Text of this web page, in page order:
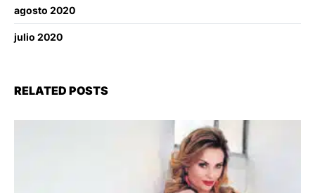
agosto 2020
julio 2020
RELATED POSTS